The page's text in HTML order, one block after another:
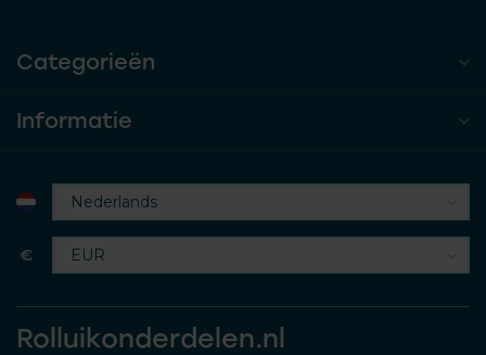
Categorieën
Informatie
€
Rolluikonderdelen.nl